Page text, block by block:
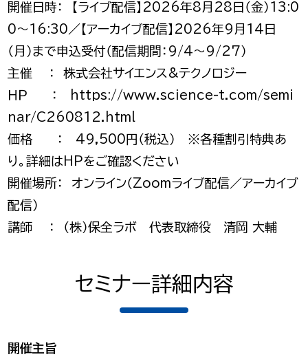
開催日時： 【ライブ配信】2026年8月28日（金）13:0
0～16:30／【アーカイブ配信】2026年9月14日
（月）まで申込受付（配信期間：9/4～9/27）
主催 ： 株式会社サイエンス&テクノロジー
ＨＰ ：
https://www.science-t.com/semi
nar/C260812.html
価格 ： 49,500円（税込） ※各種割引特典あ
り。詳細はHPをご確認ください
開催場所： オンライン（Zoomライブ配信／アーカイブ
配信）
講師 ： （株）保全ラボ 代表取締役 清岡 大輔
セミナー詳細内容
開催主旨